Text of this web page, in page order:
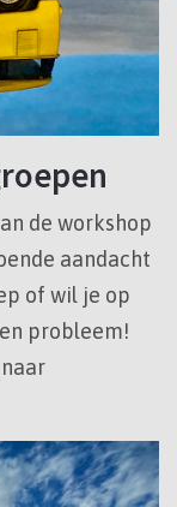
de workshop
aandacht
of wil je op
probleem!